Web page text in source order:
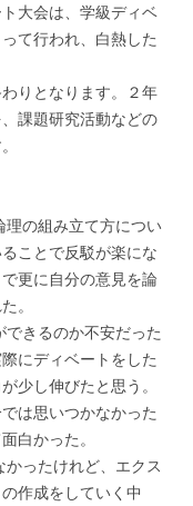
大会は、学級ディベ
て行われ、白熱した
りとなります。２年
課題研究活動などの
理の組み立て方につい
ことで反駁が楽にな
更に自分の意見を論
。
できるのか不安だった
にディベートをした
少し伸びたと思う。
は思いつかなかった
白かった。
かったけれど、エクス
作成をしていく中